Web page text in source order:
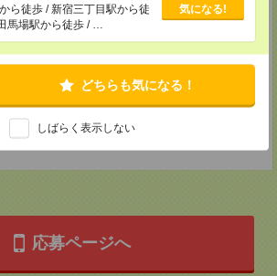
ら徒歩 / 新宿三丁目駅から徒
馬場駅から徒歩 / …
気になる!
どちらも気になる！
しばらく表示しない
部 横浜オフィス
ts.jp
応募ページへ